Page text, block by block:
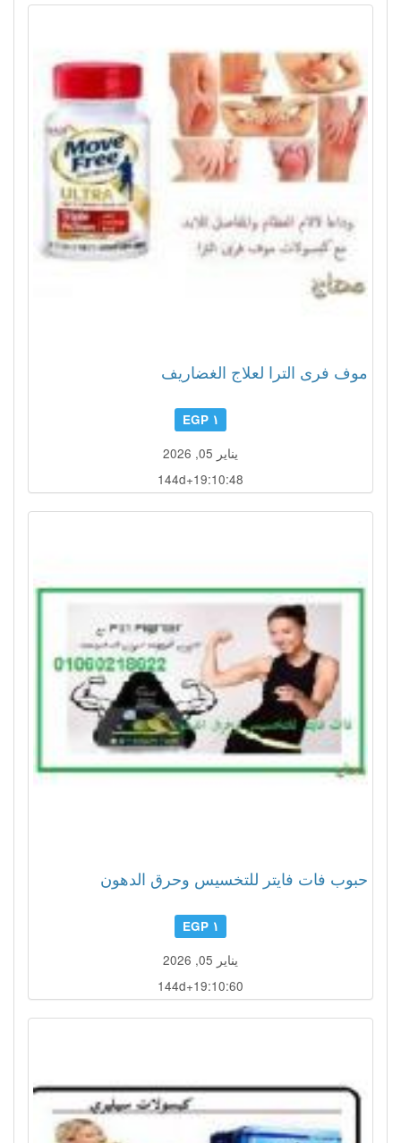
موف فرى الترا لعلاج الغضاريف
١ EGP
يناير 05, 2026
144d+19:10:47
حبوب فات فايتر للتخسيس وحرق الدهون
١ EGP
يناير 05, 2026
144d+19:10:59